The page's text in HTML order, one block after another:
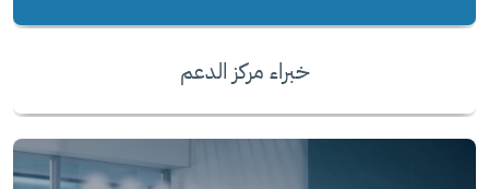
خبراء مركز الدعم